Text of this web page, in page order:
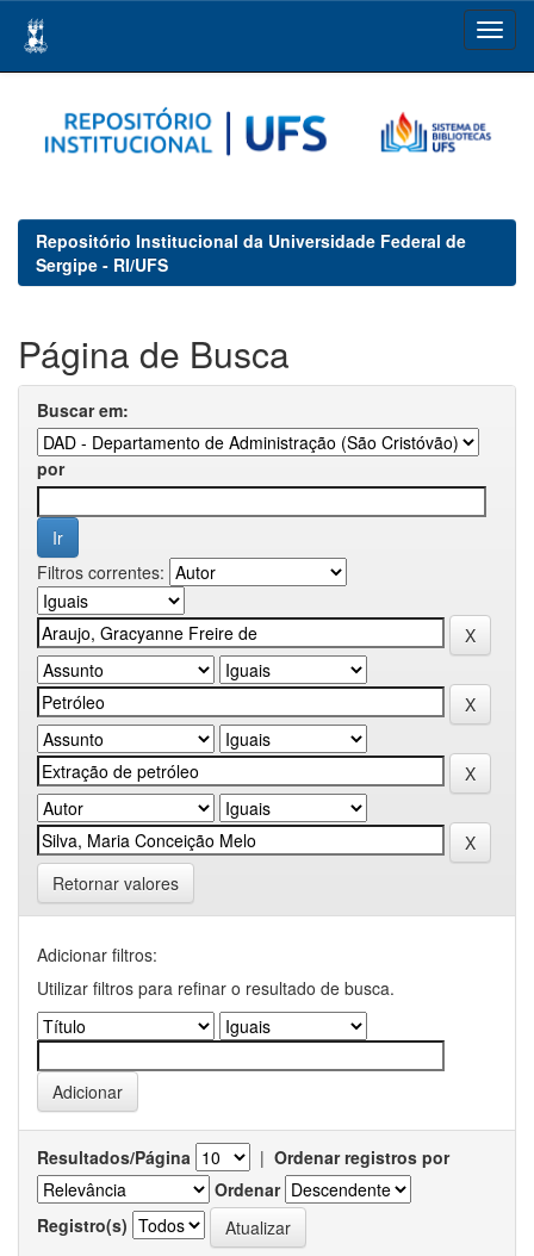
navigation
Repositório Institucional da Universidade Federal de
Sergipe - RI/UFS
Página de Busca
Buscar em:
por
Filtros correntes:
Retornar valores
Adicionar filtros:
Utilizar filtros para refinar o resultado de busca.
Resultados/Página | Ordenar registros por
Ordenar
Registro(s)